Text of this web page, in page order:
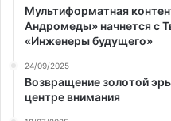
Мультиформатная
Андромеды» начнется с
«Инженеры будущего»
24/09/2025
Возвращение золотой
центре внимания